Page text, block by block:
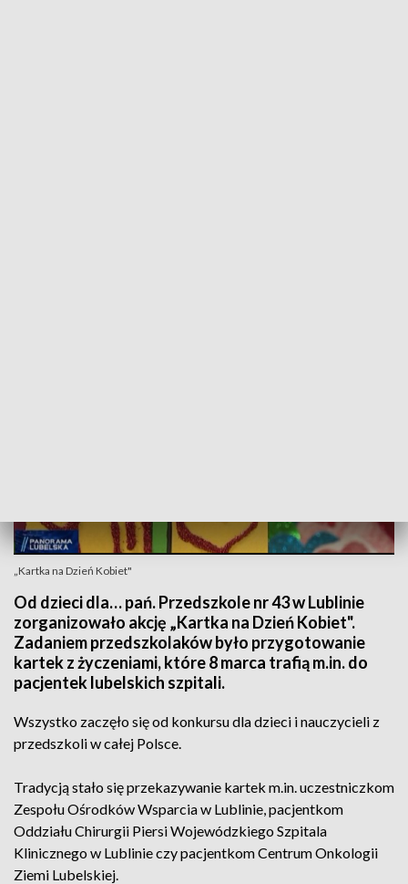
„Kartka na Dzień Kobiet"
Od dzieci dla… pań. Przedszkole nr 43 w Lublinie
zorganizowało akcję „Kartka na Dzień Kobiet".
Zadaniem przedszkolaków było przygotowanie
kartek z życzeniami, które 8 marca trafią m.in. do
pacjentek lubelskich szpitali.
Wszystko zaczęło się od konkursu dla dzieci i nauczycieli z
przedszkoli w całej Polsce.
Tradycją stało się przekazywanie kartek m.in. uczestniczkom
Zespołu Ośrodków Wsparcia w Lublinie, pacjentkom
Oddziału Chirurgii Piersi Wojewódzkiego Szpitala
Klinicznego w Lublinie czy pacjentkom Centrum Onkologii
Ziemi Lubelskiej.